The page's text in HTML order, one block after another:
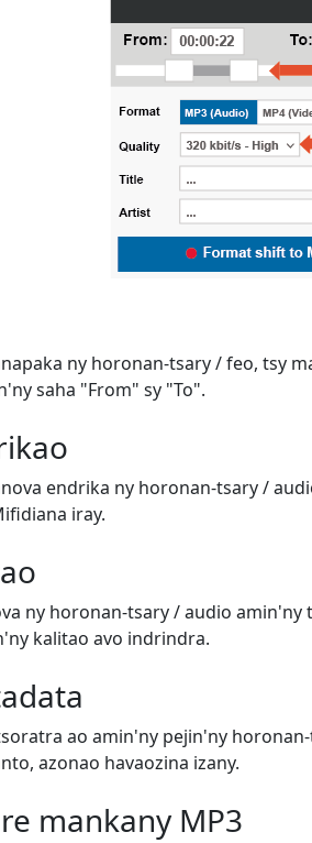
ny horonan-tsary / feo, tsy
saha "From" sy "To".
endrika ny horonan-tsary /
iray.
ny horonan-tsary / audio
kalitao avo indrindra.
ao amin'ny pejin'ny
azonao havaozina izany.
mankany MP3